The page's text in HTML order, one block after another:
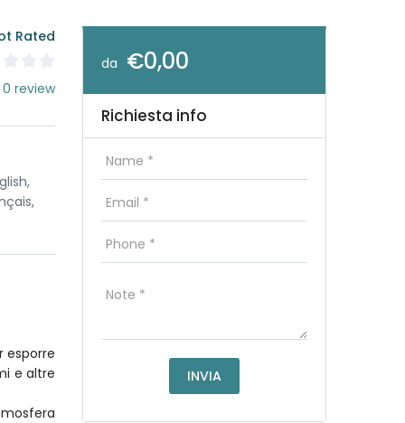
Rated
review
esporre
e altre
da €0,00
Richiesta info